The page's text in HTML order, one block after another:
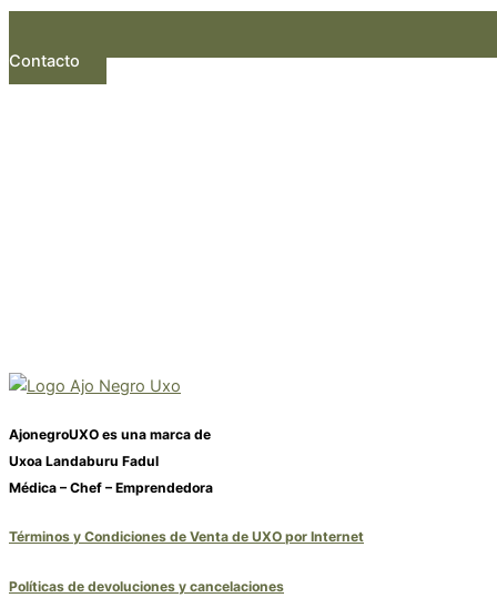
Contacto
AjonegroUXO es una marca de
Uxoa Landaburu Fadul
Médica – Chef – Emprendedora
Términos y Condiciones de Venta de UXO por Internet
Políticas de devoluciones y cancelaciones